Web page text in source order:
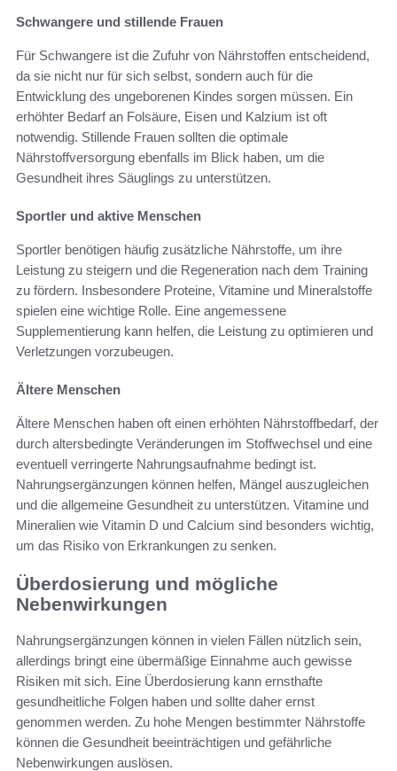
Schwangere und stillende Frauen
Für Schwangere ist die Zufuhr von Nährstoffen entscheidend,
da sie nicht nur für sich selbst, sondern auch für die
Entwicklung des ungeborenen Kindes sorgen müssen. Ein
erhöhter Bedarf an Folsäure, Eisen und Kalzium ist oft
notwendig. Stillende Frauen sollten die optimale
Nährstoffversorgung ebenfalls im Blick haben, um die
Gesundheit ihres Säuglings zu unterstützen.
Sportler und aktive Menschen
Sportler benötigen häufig zusätzliche Nährstoffe, um ihre
Leistung zu steigern und die Regeneration nach dem Training
zu fördern. Insbesondere Proteine, Vitamine und Mineralstoffe
spielen eine wichtige Rolle. Eine angemessene
Supplementierung kann helfen, die Leistung zu optimieren und
Verletzungen vorzubeugen.
Ältere Menschen
Ältere Menschen haben oft einen erhöhten Nährstoffbedarf, der
durch altersbedingte Veränderungen im Stoffwechsel und eine
eventuell verringerte Nahrungsaufnahme bedingt ist.
Nahrungsergänzungen können helfen, Mängel auszugleichen
und die allgemeine Gesundheit zu unterstützen. Vitamine und
Mineralien wie Vitamin D und Calcium sind besonders wichtig,
um das Risiko von Erkrankungen zu senken.
Überdosierung und mögliche
Nebenwirkungen
Nahrungsergänzungen können in vielen Fällen nützlich sein,
allerdings bringt eine übermäßige Einnahme auch gewisse
Risiken mit sich. Eine Überdosierung kann ernsthafte
gesundheitliche Folgen haben und sollte daher ernst
genommen werden. Zu hohe Mengen bestimmter Nährstoffe
können die Gesundheit beeinträchtigen und gefährliche
Nebenwirkungen auslösen.